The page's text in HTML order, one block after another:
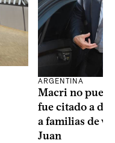
ARGENTINA
Macri no
fue citado a
a familias de
Juan